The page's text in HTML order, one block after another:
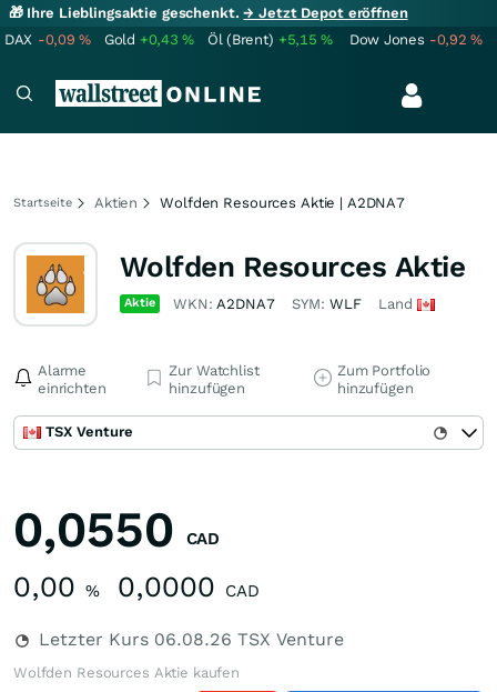
🎁 Ihre Lieblingsaktie geschenkt.→ Jetzt Depot eröffnen
DAX -0,09% Gold +0,43% Öl (Brent) +5,15% Dow Jones -0,92%
Startseite Aktien Wolfden Resources Aktie | A2DNA7
Wolfden Resources Aktie
Aktie WKN:A2DNA7 SYM: WLF Land
Alarme
einrichten
Zur Watchlist
hinzufügen
Zum Portfolio
hinzufügen
TSX Venture
0,0550 CAD
0,00 % 0,0000 CAD
Letzter Kurs 06.08.26 TSX Venture
Wolfden Resources Aktie kaufen